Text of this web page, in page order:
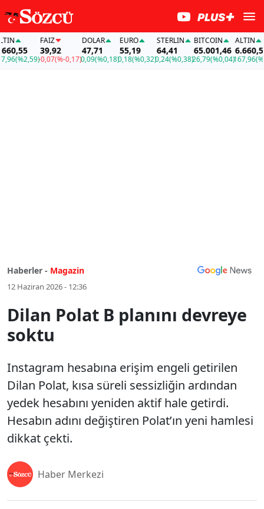
(%2,59)
FAİZ
39,92
-0,07(%-0,17)
DOLAR
47,71
0,09(%0,18)
EURO
55,19
0,18(%0,32)
STERLIN
64,41
0,24(%0,38)
BITCOIN
65.001,46
26,79(%0,04)
ALTIN
6.660,55
167,96
Haberler - Magazin
12 Haziran 2026 - 12:36
Dilan Polat B planını devreye
soktu
Instagram hesabına erişim engeli getirilen
Dilan Polat, kısa süreli sessizliğin ardından
yedek hesabını yeniden aktif hale getirdi.
Hesabın adını değiştiren Polat’ın yeni hamlesi
dikkat çekti.
Haber Merkezi